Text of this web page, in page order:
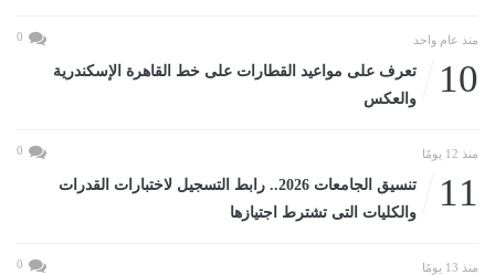
منذ عام واحد 0
10
تعرف على مواعيد القطارات على خط القاهرة الإسكندرية
والعكس
منذ 12 يومًا 0
11
تنسيق الجامعات 2026.. رابط التسجيل لاختبارات القدرات
والكليات التى تشترط اجتيازها
منذ 13 يومًا 0